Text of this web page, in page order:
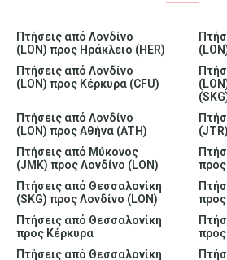
Πτήσεις από Λονδίνο
(LON) προς Ηράκλειο (HER)
Πτήσεις από Λονδίνο
(LON) προς Κέρκυρα (CFU)
Πτήσεις από Λονδίνο
(LON) προς Αθήνα (ATH)
Πτήσεις από Μύκονος
(JMK) προς Λονδίνο (LON)
προς
Πτήσεις από Θεσσαλονίκη
(SKG) προς Λονδίνο (LON)
προς
Πτήσεις από Θεσσαλονίκη
προς Κέρκυρα
Πτήσεις από Θεσσαλονίκη